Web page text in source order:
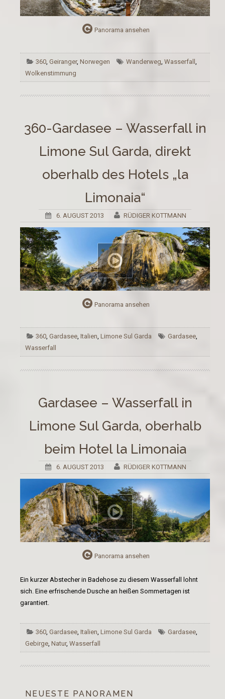
Panorama ansehen
360 ,Geiranger,Norwegen Wanderweg Wasserfall
Wolkenstimmung
360-Gardasee – Wasserfall in
Limone Sul Garda, direkt
oberhalb des Hotels „la
Limonaia“
6. AUGUST 2013 RÜDIGER KOTTMANN
Panorama ansehen
360 ,Gardasee ,Italien ,Limone Sul Garda Gardasee,
Wasserfall
Gardasee – Wasserfall in
Limone Sul Garda, oberhalb
beim Hotel la Limonaia
6. AUGUST 2013 RÜDIGER KOTTMANN
Panorama ansehen
Ein kurzer Abstecher in Badehose zu diesem Wasserfall lohnt
sich. Eine erfrischende Dusche an heißen Sommertagen ist
garantiert.
360,Gardasee,Italien,Limone Sul Garda Gardasee,
Gebirge, Natur, Wasserfall
NEUESTE PANORAMEN